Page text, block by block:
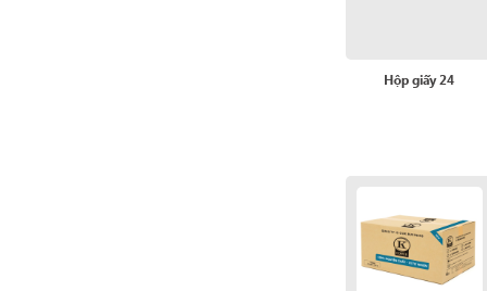
Hộp giấy 24